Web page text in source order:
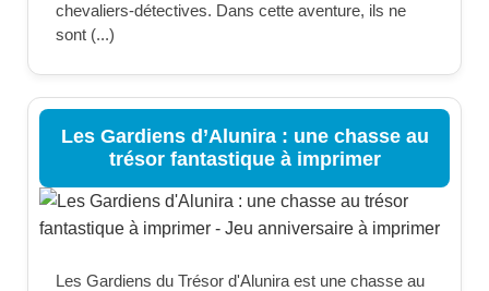
chevaliers-détectives. Dans cette aventure, ils ne
sont (...)
Les Gardiens d’Alunira : une chasse au
trésor fantastique à imprimer
Les Gardiens du Trésor d'Alunira est une chasse au